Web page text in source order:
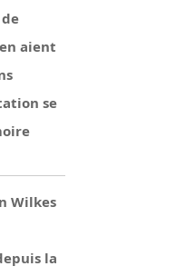
aient
se
Wilkes
la